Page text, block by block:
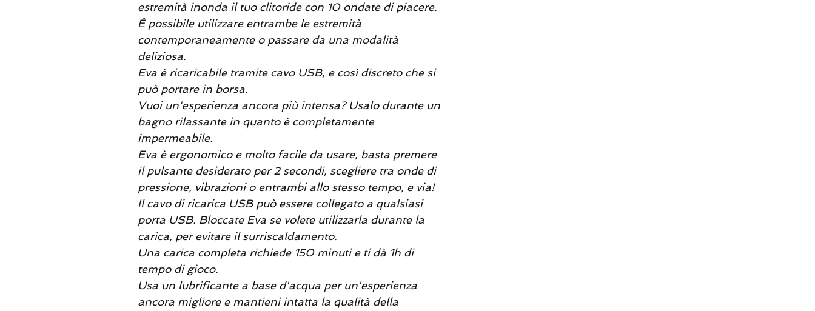
estremità inonda il tuo clitoride con 10 ondate di piacere.
È possibile utilizzare entrambe le estremità
contemporaneamente o passare da una modalità
deliziosa.
Eva è ricaricabile tramite cavo USB, e così discreto che si
può portare in borsa.
Vuoi un'esperienza ancora più intensa? Usalo durante un
bagno rilassante in quanto è completamente
impermeabile.
Eva è ergonomico e molto facile da usare, basta premere
il pulsante desiderato per 2 secondi, scegliere tra onde di
pressione, vibrazioni o entrambi allo stesso tempo, e via!
Il cavo di ricarica USB può essere collegato a qualsiasi
porta USB. Bloccate Eva se volete utilizzarla durante la
carica, per evitare il surriscaldamento.
Una carica completa richiede 150 minuti e ti dà 1h di
tempo di gioco.
Usa un lubrificante a base d'acqua per un'esperienza
ancora migliore e mantieni intatta la qualità della